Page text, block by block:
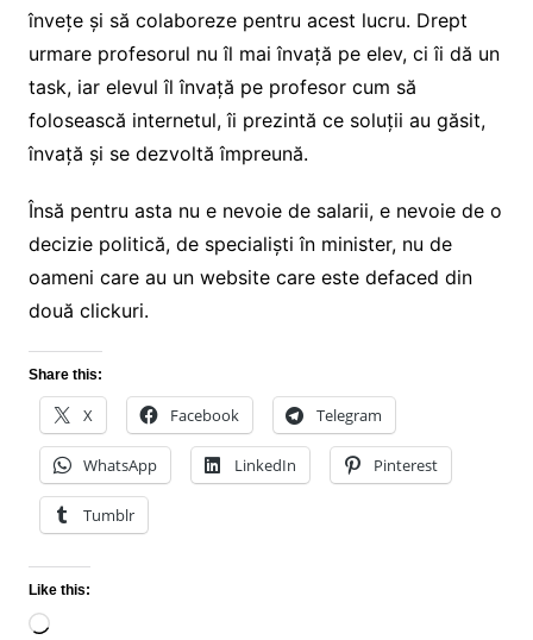
învețe și să colaboreze pentru acest lucru. Drept
urmare profesorul nu îl mai învață pe elev, ci îi dă un
task, iar elevul îl învață pe profesor cum să
folosească internetul, îi prezintă ce soluții au găsit,
învață și se dezvoltă împreună.
Însă pentru asta nu e nevoie de salarii, e nevoie de o
decizie politică, de specialiști în minister, nu de
oameni care au un website care este defaced din
două clickuri.
Share this:
X Facebook Telegram
WhatsApp LinkedIn Pinterest
Tumblr
Like this:
Loading…